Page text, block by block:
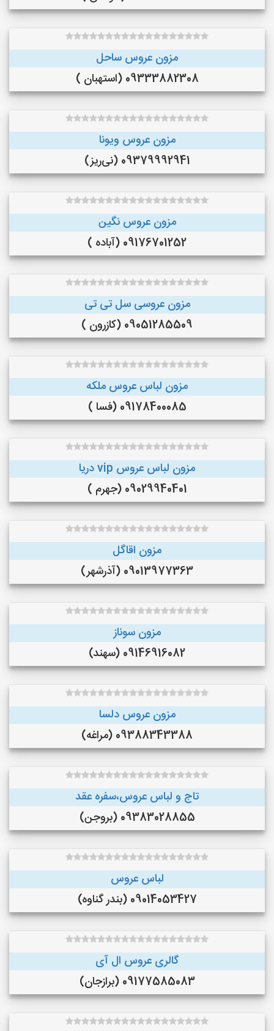
مزون عروس ساحل
09333882308 (استهبان )
مزون عروس ویونا
09379992941 (نی‌ریز)
مزون عروس نگین
09176701252 (آباده )
مزون عروسی سل تی تی
09051285509 (کازرون )
مزون لباس عروس ملکه
09178400085 (فسا )
مزون لباس عروس vip دریا
09029940401 (جهرم )
مزون اقاگل
09013977363 (آذرشهر)
مزون سوناز
09146916082 (سهند)
مزون عروس دلسا
09388343388 (مراغه)
تاج و لباس عروس،سفره عقد
09383028855 (بروجن)
لباس عروس
09014053427 (بندر گناوه)
گالری عروس ال آی
09177585083 (برازجان)